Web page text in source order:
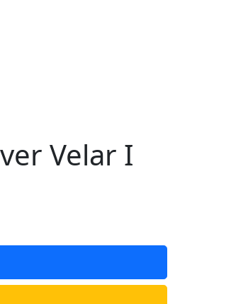
Velar I